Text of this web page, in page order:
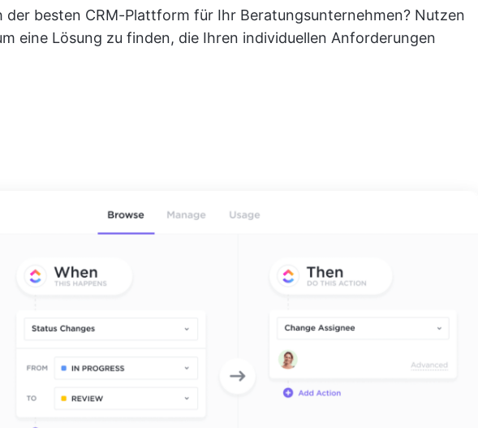
der besten CRM-Plattform für Ihr Beratungsunternehmen? Nutzen
eine Lösung zu finden, die Ihren individuellen Anforderungen